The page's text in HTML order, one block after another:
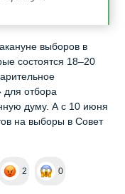
выборов в
состоятся 18–20
для отбора
думу. А с 10 июня
на выборы в Совет
2 0